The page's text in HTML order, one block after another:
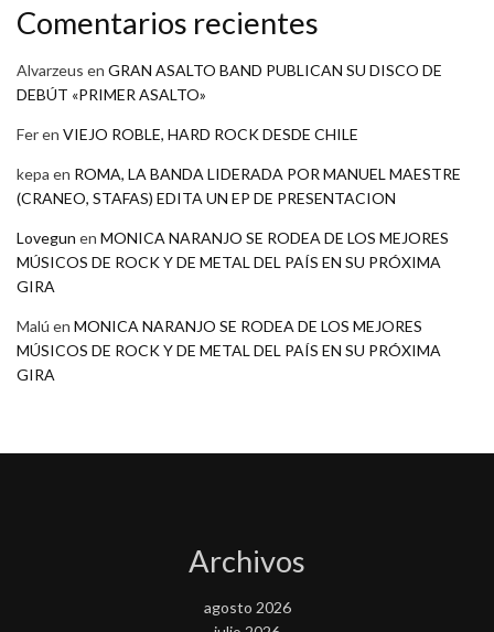
Comentarios recientes
Alvarzeus en GRAN ASALTO BAND PUBLICAN SU DISCO DE
DEBÚT «PRIMER ASALTO»
Feren VIEJO ROBLE, HARD ROCK DESDE CHILE
kepa en ROMA, LA BANDA LIDERADA POR MANUEL MAESTRE
(CRANEO, STAFAS) EDITA UN EP DE PRESENTACION
Lovegun en MONICA NARANJO SE RODEA DE LOS MEJORES
MÚSICOS DE ROCK Y DE METAL DEL PAÍS EN SU PRÓXIMA
GIRA
Malú en MONICA NARANJO SE RODEA DE LOS MEJORES
MÚSICOS DE ROCK Y DE METAL DEL PAÍS EN SU PRÓXIMA
GIRA
Archivos
agosto 2026